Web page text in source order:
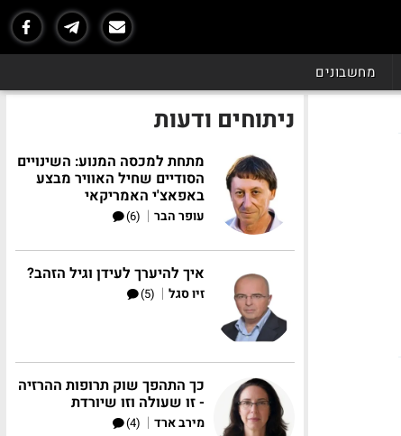
מחשבונים
ניתוחים ודעות
מתחת למכסה המנוע: השינויים
הסודיים שחיל האוויר מבצע
באפאצ'י האמריקאי
עופר הבר |
(6)
איך להיערך לעידן וגיל הזהב?
זיו סגל |
(5)
כך התהפך שוק תרופות ההרזיה
- זו שעולה וזו שיורדת
מירב ארד |
(4)